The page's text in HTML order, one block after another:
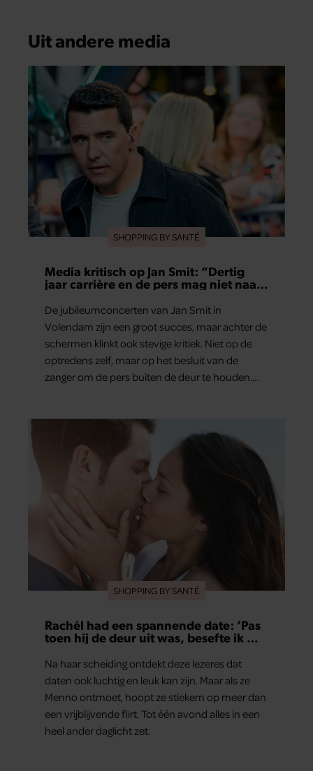
Uit andere media
SHOPPING BY SANTÉ
Media kritisch op Jan Smit: “Dertig
jaar carrière en de pers mag niet naar
De jubileumconcerten van Jan Smit in
Volendam zijn een groot succes, maar achter de
schermen klinkt ook stevige kritiek. Niet op de
optredens zelf, maar op het besluit van de
zanger om de pers buiten de deur te houden.
teleurstelling. Volgens hen is Jan Smit de
afgelopen jaren steeds moeilijker bereikbaar
geworden en gunt hij de media nauwelijks nog
SHOPPING BY SANTÉ
Rachél had een spannende date: ‘Pas
toen hij de deur uit was, besefte ik wat
Na haar scheiding ontdekt deze lezeres dat
daten ook luchtig en leuk kan zijn. Maar als ze
Menno ontmoet, hoopt ze stiekem op meer dan
een vrijblijvende flirt. Tot één avond alles in een
heel ander daglicht zet.